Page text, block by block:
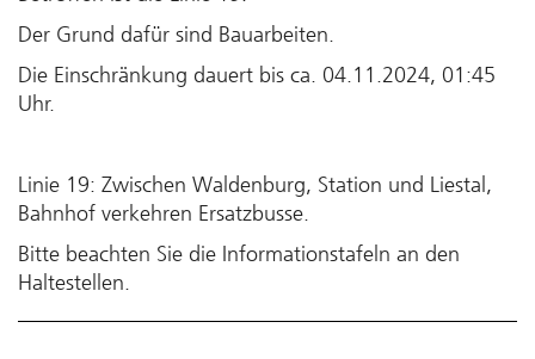
Der Grund dafür sind Bauarbeiten.
Die Einschränkung dauert bis ca. 04.11.2024, 01:45
Uhr.
Linie 19: Zwischen Waldenburg, Station und Liestal,
Bahnhof verkehren Ersatzbusse.
Bitte beachten Sie die Informationstafeln an den
Haltestellen.